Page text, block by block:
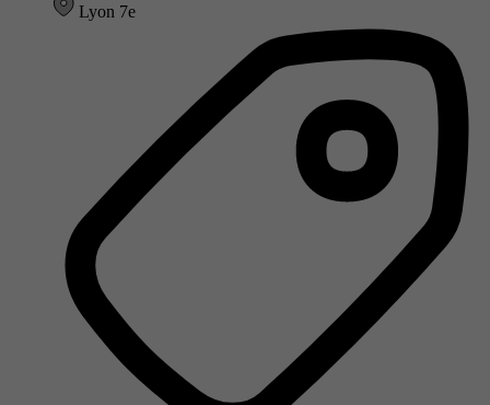
Lyon 7e